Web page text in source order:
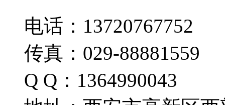
电话：13720767752
传真：029-88881559
Q Q：1364990043